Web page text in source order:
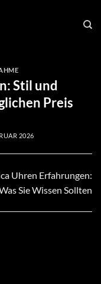
Stil und
Preis
2026
Uhren Erfahrungen:
Sie Wissen Sollten